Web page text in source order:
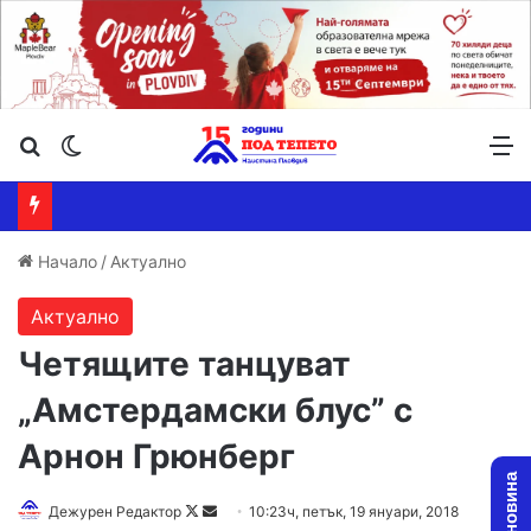
Търсене ...
Начало / Актуално
Актуално
Четящите танцуват
„Амстердамски блус” с
Арнон Грюнберг
Дежурен Редактор
F
10:23ч, петък, 19 януари, 2018